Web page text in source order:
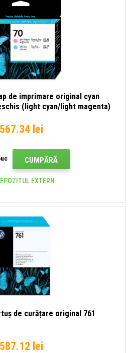
de imprimare original cyan
(light cyan/light magenta)
567.34 lei
CUMPĂRĂ
EXTERN
de curățare original 761
587.12 lei